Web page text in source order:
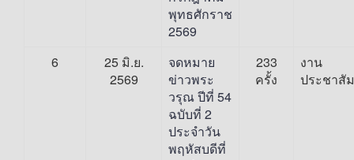
พุทธศักราช
2569
6
25 มิ.ย.
2569
จดหมาย
ข่าวพระ
วรุณ ปีที่ 54
ฉบับที่ 2
ประจำวัน
พฤหัสบดีที่
233
ครั้ง
งาน
ประชาสั